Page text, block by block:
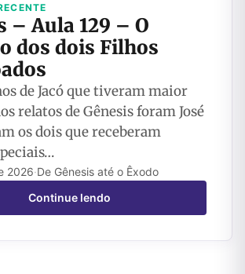
– Aula 129 – O
dos dois Filhos
de Jacó que tiveram maior
relatos de Gênesis foram José
os dois que receberam
2026·De Gênesis até o Êxodo
Continue lendo